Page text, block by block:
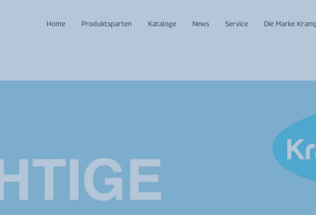
Home Produktsparten Kataloge News Service Die Marke